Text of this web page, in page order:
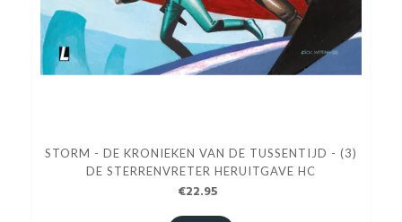
STORM - DE KRONIEKEN VAN DE TUSSENTIJD - (3)
DE STERRENVRETER HERUITGAVE HC
€22.95